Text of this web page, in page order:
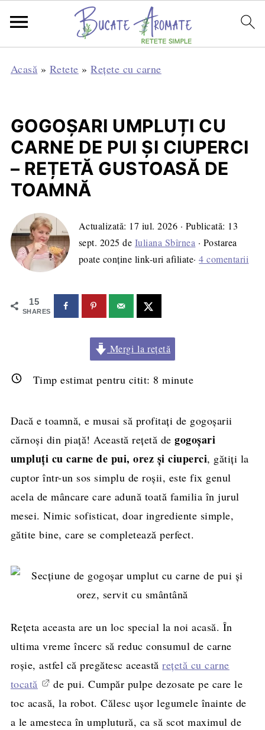
Acasă » Retete »Rețete cu carne
GOGOȘARI UMPLUȚI CU
CARNE DE PUI ȘI CIUPERCI
– REȚETĂ GUSTOASĂ DE
TOAMNĂ
Actualizată: 17 iul. 2026 · Publicată: 13
sept. 2025 de Iuliana Sbîrnea · Postarea
poate conține link-uri afiliate·4 comentarii
15
SHARES
Mergi la rețetă
Timp estimat pentru citit: 8 minute
Dacă e toamnă, e musai să profitați de gogoșarii
cărnoși din piață! Această rețetă degogoșari
umpluți cu carne de pui, orez și ciuperci, gătiți la
cuptor într-un sos simplu de roșii, este fix genul
acela de mâncare care adună toată familia în jurul
mesei. Nimic sofisticat, doar ingrediente simple,
gătite bine, care se completează perfect.
Rețeta aceasta are un loc special la noi acasă. În
ultima vreme încerc să reduc consumul de carne
roșie, astfel că pregătesc aceastărețetă cu carne
tocată
de pui. Cumpăr pulpe dezosate pe care le
toc acasă, la robot. Călesc ușor legumele înainte de
a le amesteca în umplutură, ca să scot maximul de